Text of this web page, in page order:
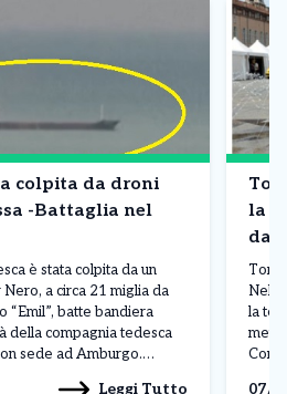
colpita da droni
-Battaglia nel
è stata colpita da un
a circa 21 miglia da
“Emil”, batte bandiera
della compagnia tedesca
sede ad Amburgo.
Leggi Tutto
la
da
Nella
la
07/